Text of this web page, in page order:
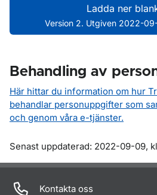
Ladda ner
Version 2. Utgiven 2022-
Behandling av
Här hittar du information om hur
behandlar personuppgifter som
och genom våra e-tjänster.
Om sidan
Senast uppdaterad: 2022-09-09, kl
Kontakta oss